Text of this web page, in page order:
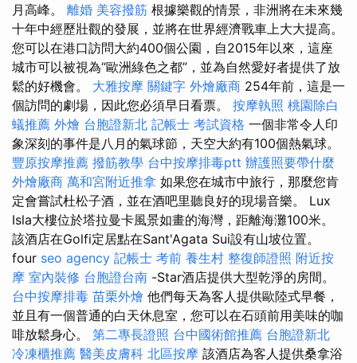
月高峰。 離婚 美容撥筋 根據樂觀的情景，非洲將在未來幾
十年中經歷壯觀的發展，並將在世界經濟戰車上大大提高。
您可以在港口訪問大約400個公園，自2015年以來，這座
城市可以被視為“歐洲綠色之都”，並為自然愛好者提供了放
鬆的好機會。 大雅按摩 關鍵字 外燴廠商 254年前，這是一
個訪問的劇場，因此您必須早日看票。 按摩執照 桃園除白
蟻推薦 外燴 台胞證新北 記帳士 考試資格 一個非常令人印
象深刻的事件是八月的氣球節，天空大約有100個熱氣球。
豐原按摩推薦 撥筋教學 台中按摩排毒ptt 辦護照要帶什麼
外燴廠商 萬和宮附近推拿 如果您在城市中旅行，那麼您肯
定會嘗試杜松子酒，並在酒吧里聽良好的現場音樂。 Lux
Isla大樓位於塔拉曼卡風景如畫的海灣，距離海灘100米。
該酒店在Golfi定居點在Sant'Agata Sui設有山坡位置。
four seo agency 記帳士 考前 養生村 整復師證照 附近按
摩 室內裝修 台胞證台南 -Star酒店提供大型乾淨的房間。
台中按摩排毒 苗栗外燴 他們每天為客人提供歐陸式早餐，
並且有一個普通的白天休息室，您可以在石頭前用美味的咖
啡放鬆身心。 第二專長證照 台中國術館推薦 台胞證新北
冷凍櫃推薦 醫美皮膚科 北區按摩 該酒店為客人提供桑拿浴